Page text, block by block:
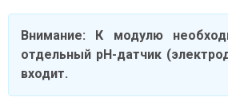
Внимание: К модулю
отдельный pH-датчик
входит.